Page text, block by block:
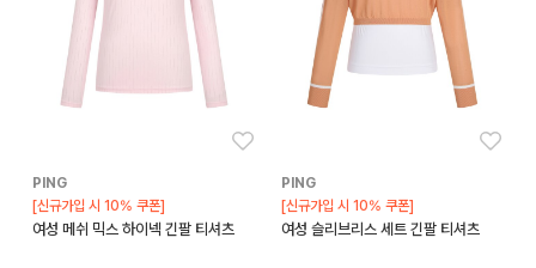
PING
[신규가입 시 10% 쿠폰]
여성 메쉬 믹스 하이넥 긴팔 티셔츠
PING
[신규가입 시 10% 쿠폰]
여성 슬리브리스 세트 긴팔 티셔츠